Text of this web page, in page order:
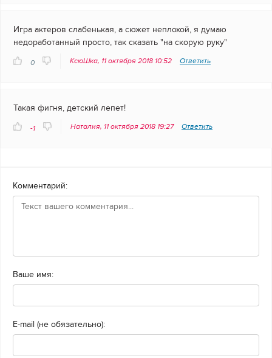
Игра актеров слабенькая, а сюжет неплохой, я думаю
недоработанный просто, так сказать "на скорую руку"
0 КсюШка, 11 октября 2018 10:52 Ответить
Такая фигня, детский лепет!
-1 Наталия, 11 октября 2018 19:27 Ответить
Комментарий:
Ваше имя:
E-mail (не обязательно):